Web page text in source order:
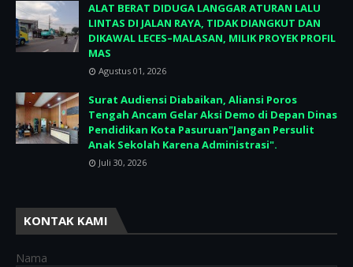
ALAT BERAT DIDUGA LANGGAR ATURAN LALU
LINTAS DI JALAN RAYA, TIDAK DIANGKUT DAN
DIKAWAL LECES–MALASAN, MILIK PROYEK PROFIL
MAS
Agustus 01, 2026
Surat Audiensi Diabaikan, Aliansi Poros
Tengah Ancam Gelar Aksi Demo di Depan Dinas
Pendidikan Kota Pasuruan"Jangan Persulit
Anak Sekolah Karena Administrasi".
Juli 30, 2026
KONTAK KAMI
Nama